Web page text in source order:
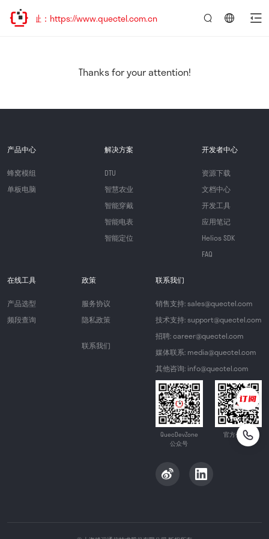
访问新址：https://www.quectel.com.cn
Thanks for your attention!
产品中心
蜂窝模组
单板电脑
解决方案
DTU
智慧农业
智能穿戴
智能电表
智能定位
开发者中心
资源下载
文档中心
开发工具
应用笔记
Helios SDK
FAQ
在线工具
产品选型
频段查询
政策
服务协议
隐私政策
联系我们
联系我们
销售支持: sales@quectel.com
技术支持: support@quectel.com
招聘: career@quectel.com
媒体联系: media@quectel.com
其他咨询: info@quectel.com
QuecDevZone
公众号
官方公众号